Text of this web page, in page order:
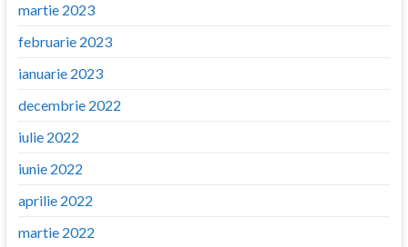
martie 2023
februarie 2023
ianuarie 2023
decembrie 2022
iulie 2022
iunie 2022
aprilie 2022
martie 2022